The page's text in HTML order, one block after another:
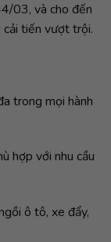
03, và cho đến
cải tiến vượt trội.
trong mọi hành
hợp với nhu cầu
ô tô, xe đẩy,